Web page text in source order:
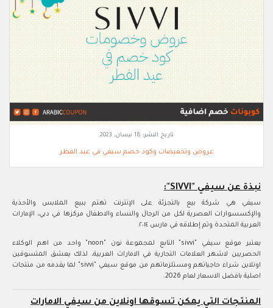
تاريخ النشر: 18 نيسان, 2023
عروض وتخفيضات وكود خصم سيفي في عيد الفطر
نبذة عن سيفي "SIVVI":
سيفي هي شركة بيع بالتجزئة على الإنترنت تهتم ببيع الملابس والأحذية
والإكسسوارات العصرية لكل من الرجال والنساء والاطفال مركزها في دبي، الإمارات
العربية المتحدة وتم إطلاقه في مارس ٢٠١٤.
يعتبر موقع سيفي "sivvi" التابع لمجموعة نون "noon" واحد من اهم الوكلاء
الحصريين لاشهر العلامات التجارية في الامارات العربية، لذلك يعشق المتسوقين
اونلاين شراء حاجياتهم ومستلزماتهم من موقع سيفي "sivvi" لما يقدمه من منتجات
اصلية بافضل الاسعار لعام 2026.
المنتجات التي يمكن تسوقها اونلاين من سيفي الامارات